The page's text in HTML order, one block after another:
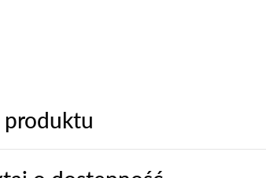
produktu